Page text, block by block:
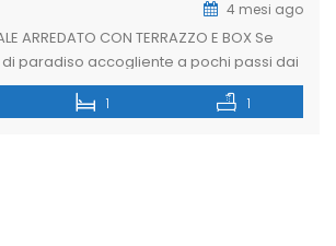
4 mesi ago
ARREDATO CON TERRAZZO E BOX Se
paradiso accogliente a pochi passi dai
e dal Policlinico, questo
soluzione ideale. Situato in una delle
1 1